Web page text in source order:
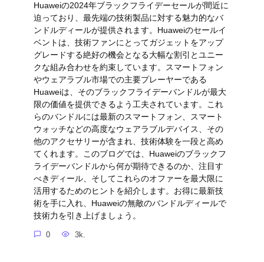
Huaweiの2024年ブラックフライデーセールが間近に
迫っており、最先端の技術製品に対する魅力的なバ
ンドルディールが提供されます。Huaweiのセールイ
ベントは、技術ファンにとってガジェットをアップ
グレードする絶好の機会となる大幅な割引とユニー
クな組み合わせを約束しています。スマートフォン
やウェアラブル市場での主要プレーヤーである
Huaweiは、そのブラックフライデーバンドルが最大
限の価値を提供できるよう工夫されています。これ
らのバンドルには最新のスマートフォン、スマート
ウォッチなどの高度なウェアラブルデバイス、その
他のアクセサリーが含まれ、技術体験を一段と高め
てくれます。このブログでは、Huaweiのブラックフ
ライデーバンドルから何が期待できるのか、注目す
べきディール、そしてこれらのオファーを最大限に
活用するためのヒントを紹介します。お得に最新技
術を手に入れ、Huaweiの無敵のバンドルディールで
技術力を引き上げましょう。
0 3k.